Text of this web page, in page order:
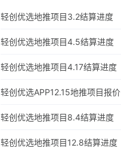
轻创优选地推项目3.2结算进度
轻创优选地推项目4.5结算进度
轻创优选地推项目4.17结算进度
轻创优选APP12.15地推项目报价
轻创优选地推项目8.4结算进度
轻创优选地推项目12.8结算进度